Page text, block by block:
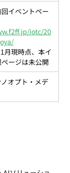
回イベントペー
iotc/20
月現時点、本イ
ージは未公開
オプト・メデ